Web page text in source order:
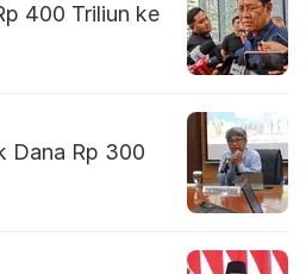
400 Triliun ke
Dana Rp 300